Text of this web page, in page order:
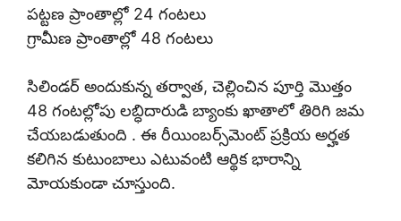
పట్టణ ప్రాంతాల్లో 24 గంటలు
గ్రామీణ ప్రాంతాల్లో 48 గంటలు
సిలిండర్ అందుకున్న తర్వాత, చెల్లించిన పూర్తి మొత్తం
48 గంటల్లోపు లబ్ధిదారుడి బ్యాంకు ఖాతాలో తిరిగి జమ
చేయబడుతుంది . ఈ రీయింబర్స్‌మెంట్ ప్రక్రియ అర్హత
కలిగిన కుటుంబాలు ఎటువంటి ఆర్థిక భారాన్ని
మోయకుండా చూస్తుంది.